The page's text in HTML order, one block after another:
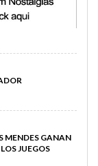
MENDES GANAN
JUEGOS